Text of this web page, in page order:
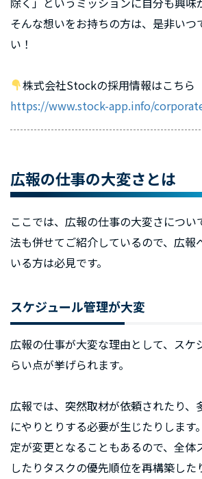
そんな想いをお持ちの方は、是非いつ
い！
株式会社Stockの採用情報はこちら
https://www.stock-app.info/
広報の仕事の大変さとは
ここでは、広報の仕事の大変さについ
法も併せてご紹介しているので、広報
いる方は必見です。
スケジュール管理が大変
広報の仕事が大変な理由として、スケ
らい点が挙げられます。
広報では、突然取材が依頼されたり、
にやりとりする必要が生じたりします
定が変更となることもあるので、全体
したりタスクの優先順位を再構築した